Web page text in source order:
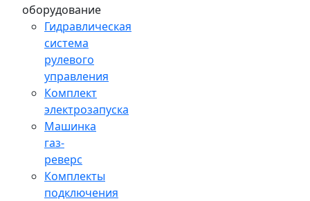
оборудование
Гидравлическая
система
рулевого
управления
Комплект
электрозапуска
Машинка
газ-
реверс
Комплекты
подключения